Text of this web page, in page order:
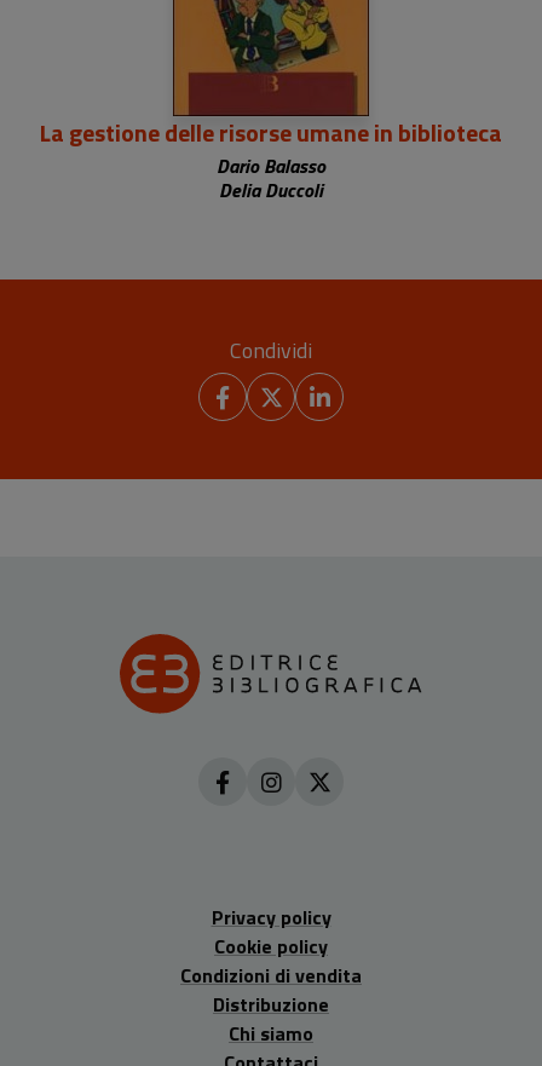
La gestione delle risorse umane in biblioteca
Dario Balasso
Delia Duccoli
Condividi
Privacy policy
Cookie policy
Condizioni di vendita
Distribuzione
Chi siamo